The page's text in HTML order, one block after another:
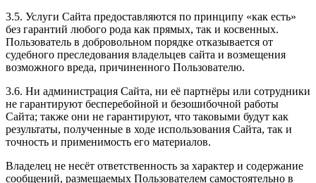
3.5. Услуги Сайта предоставляются по принципу «как есть»
без гарантий любого рода как прямых, так и косвенных.
Пользователь в добровольном порядке отказывается от
судебного преследования владельцев сайта и возмещения
возможного вреда, причиненного Пользователю.
3.6. Ни администрация Сайта, ни её партнёры или сотрудники
не гарантируют бесперебойной и безошибочной работы
Сайта; также они не гарантируют, что таковыми будут как
результаты, полученные в ходе использования Сайта, так и
точность и применимость его материалов.
Владелец не несёт ответственность за характер и содержание
сообщений, размещаемых Пользователем самостоятельно в